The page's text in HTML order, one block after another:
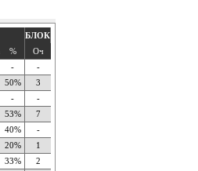
БЛОК
% Оч
- -
50% 3
- -
53% 7
40% -
20% 1
33% 2